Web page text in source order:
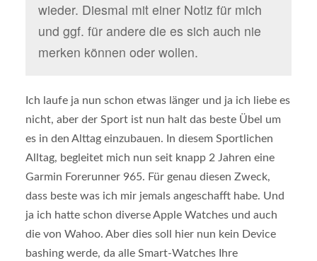
wieder. Diesmal mit einer Notiz für mich
und ggf. für andere die es sich auch nie
merken können oder wollen.
Ich laufe ja nun schon etwas länger und ja ich liebe es
nicht, aber der Sport ist nun halt das beste Übel um
es in den Alttag einzubauen. In diesem Sportlichen
Alltag, begleitet mich nun seit knapp 2 Jahren eine
Garmin Forerunner 965. Für genau diesen Zweck,
dass beste was ich mir jemals angeschafft habe. Und
ja ich hatte schon diverse Apple Watches und auch
die von Wahoo. Aber dies soll hier nun kein Device
bashing werde, da alle Smart-Watches Ihre